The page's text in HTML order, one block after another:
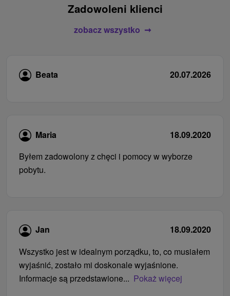
Zadowoleni klienci
zobacz wszystko
Beata 20.07.2026
Maria
18.09.2020
Byłem zadowolony z chęci i pomocy w wyborze
pobytu.
Jan
18.09.2020
Wszystko jest w idealnym porządku, to, co musiałem
wyjaśnić, zostało mi doskonale wyjaśnione.
Informacje są przedstawione... Pokaż więcej